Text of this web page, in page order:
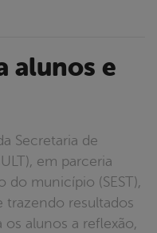
em parceria
do município (SEST),
resultados
os alunos a reflexão,